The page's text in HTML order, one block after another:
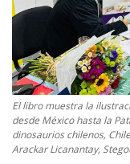
Espectáculos
El libro muestra la
desde México hasta la
dinosaurios chilenos,
Arackar Licanantay,